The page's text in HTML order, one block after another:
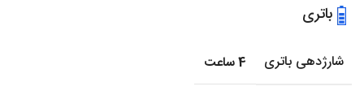
باتری
شارژدهی باتری 4 ساعت